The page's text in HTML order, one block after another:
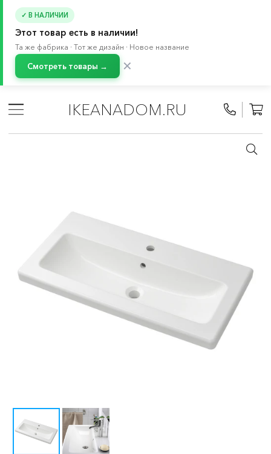
✓ В НАЛИЧИИ
Этот товар есть в наличии!
Та же фабрика · Тот же дизайн · Новое название
Смотреть товары → ✕
IKEANADOM.RU